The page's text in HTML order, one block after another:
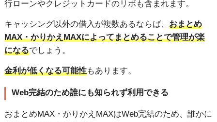
行ローンやクレジットカードのリボも含まれます。
キャッシング以外の借入が複数あるならば、 おまとめ
MAX・かりかえMAXによってまとめることで管理が楽
になるでしょう。
金利が低くなる可能性もあります。
Web完結のため誰にも知られず利用できる
おまとめMAX・かりかえMAXはWeb完結のため、誰かに